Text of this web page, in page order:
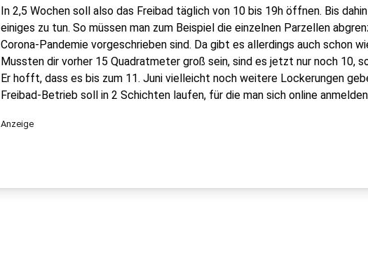
In 2,5 Wochen soll also das Freibad täglich von 10 bis 19h öffnen. Bis
einiges zu tun. So müssen man zum Beispiel die einzelnen Parzellen
Corona-Pandemie vorgeschrieben sind. Da gibt es allerdings auch schon
Mussten dir vorher 15 Quadratmeter groß sein, sind es jetzt nur noch 10,
Er hofft, dass es bis zum 11. Juni vielleicht noch weitere Lockerungen
Freibad-Betrieb soll in 2 Schichten laufen, für die man sich online anmelden
Anzeige